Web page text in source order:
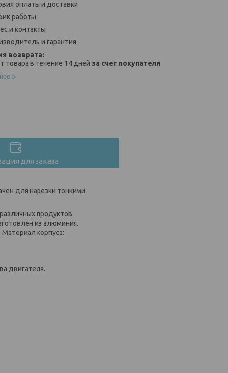
оплаты и доставки
работы
и контакты
и гарантия
товара в течение 14 дней за счет покупателя
для заказа
для нарезки тонкими
продуктов
из алюминия.
корпуса:
двигателя.